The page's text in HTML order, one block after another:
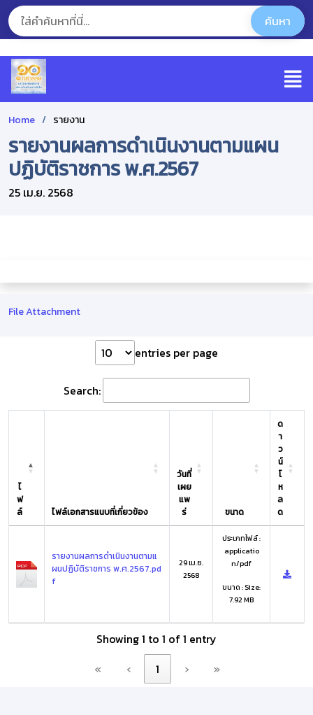
Home รายงาน
รายงานผลการดำเนินงานตามแผน
ปฏิบัติราชการ พ.ศ.2567
25 เม.ย. 2568
File Attachment
entries per page
Search:
ไ
ฟ
ล์
ไฟล์เอกสารแนบที่เกี่ยวข้อง
วันที่
เผย
แพ
ร่
ขนาด
ด
า
ว
น์
โ
ห
ล
ด
รายงานผลการดำเนินงานตามแ
ผนปฏิบัติราชการ พ.ศ.2567.pd
f
29 เม.ย.
2568
ประเภทไฟล์ :
applicatio
n/pdf
ขนาด : Size:
7.92 MB
Showing 1 to 1 of 1 entry
«
‹ 1 › »